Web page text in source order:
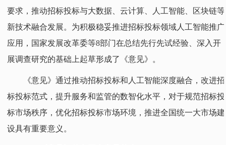
要求，推动招标投标与大数据、云计算、人工智能、区块链等
新技术融合发展。为积极稳妥推进招标投标领域人工智能推广
应用，国家发展改革委等8部门在总结先行先试经验、深入开
展调查研究的基础上起草形成了《意见》。
《意见》通过推动招标投标和人工智能深度融合，改进招
标投标范式，提升服务和监管的数智化水平，对于规范招标投
标市场秩序，优化招标投标市场环境，推进全国统一大市场建
设具有重要意义。